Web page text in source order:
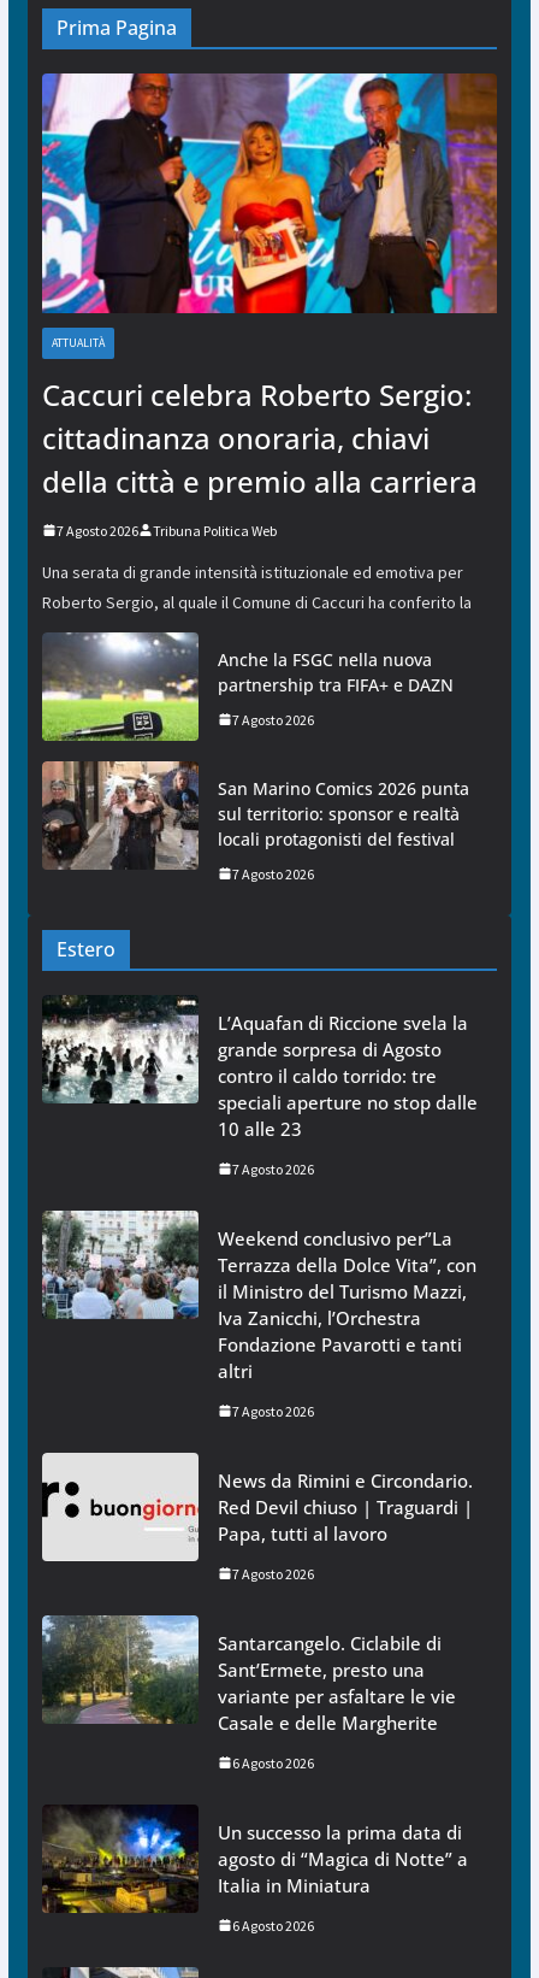
Prima Pagina
ATTUALITÀ
Caccuri celebra Roberto Sergio:
cittadinanza onoraria, chiavi
della città e premio alla carriera
7 Agosto 2026 Tribuna Politica Web
Una serata di grande intensità istituzionale ed emotiva per
Roberto Sergio, al quale il Comune di Caccuri ha conferito la
Anche la FSGC nella nuova
partnership tra FIFA+ e DAZN
7 Agosto 2026
San Marino Comics 2026 punta
sul territorio: sponsor e realtà
locali protagonisti del festival
7 Agosto 2026
Estero
L’Aquafan di Riccione svela la
grande sorpresa di Agosto
contro il caldo torrido: tre
speciali aperture no stop dalle
10 alle 23
7 Agosto 2026
Weekend conclusivo per”La
Terrazza della Dolce Vita”, con
il Ministro del Turismo Mazzi,
Iva Zanicchi, l’Orchestra
Fondazione Pavarotti e tanti
altri
7 Agosto 2026
News da Rimini e Circondario.
Red Devil chiuso | Traguardi |
Papa, tutti al lavoro
7 Agosto 2026
Santarcangelo. Ciclabile di
Sant’Ermete, presto una
variante per asfaltare le vie
Casale e delle Margherite
6 Agosto 2026
Un successo la prima data di
agosto di “Magica di Notte” a
Italia in Miniatura
6 Agosto 2026